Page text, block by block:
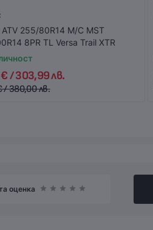
255/80R14 M/C MST
8PR TL Versa Trail XTR
/ 303,99 лв.
/ 380,00 лв.
оценка